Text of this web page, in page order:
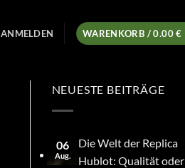
ANMELDEN WARENKORB /0.00€
NEUESTE BEITRÄGE
06
Aug.
Die Welt der Replica
Hublot: Qualität oder